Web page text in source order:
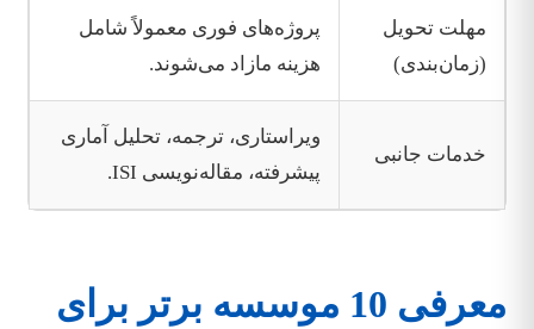
مهلت تحویل
(زمان‌بندی)
پروژه‌های فوری معمولاً شامل
هزینه مازاد می‌شوند.
خدمات جانبی
ویراستاری، ترجمه، تحلیل آماری
پیشرفته، مقاله‌نویسی ISI.
معرفی 10 موسسه برتر برای